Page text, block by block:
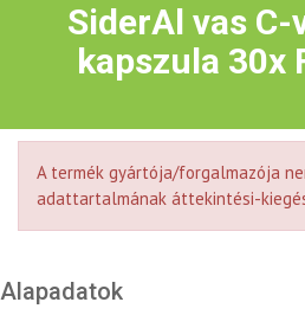
SiderAl vas
kapszula 30x
A termék gyártója/forgalmazója
adattartalmának áttekintési-
Alapadatok